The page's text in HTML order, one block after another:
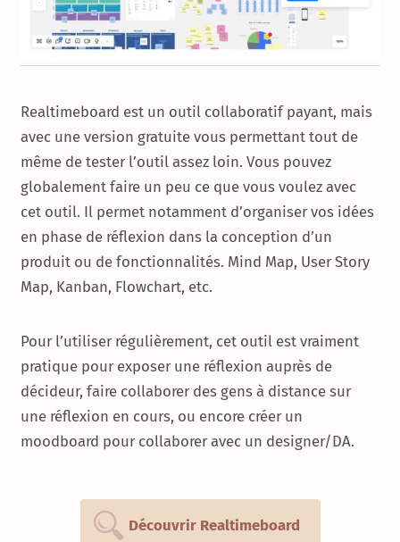
Realtimeboard est un outil collaboratif payant, mais
avec une version gratuite vous permettant tout de
même de tester l’outil assez loin. Vous pouvez
globalement faire un peu ce que vous voulez avec
cet outil. Il permet notamment d’organiser vos idées
en phase de réflexion dans la conception d’un
produit ou de fonctionnalités. Mind Map, User Story
Map, Kanban, Flowchart, etc.
Pour l’utiliser régulièrement, cet outil est vraiment
pratique pour exposer une réflexion auprès de
décideur, faire collaborer des gens à distance sur
une réflexion en cours, ou encore créer un
moodboard pour collaborer avec un designer/DA.
Découvrir Realtimeboard